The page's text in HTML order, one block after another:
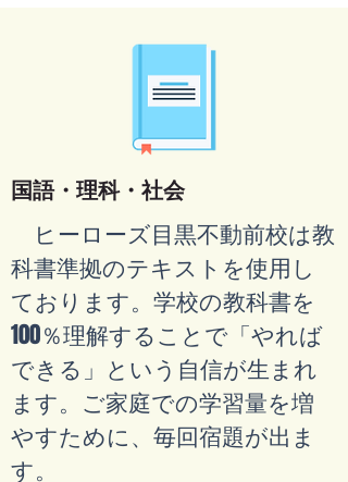
国語・理科・社会
ヒーローズ目黒不動前校は教
科書準拠のテキストを使用し
ております。学校の教科書を
100％理解することで「やれば
できる」という自信が生まれ
ます。ご家庭での学習量を増
やすために、毎回宿題が出ま
す。